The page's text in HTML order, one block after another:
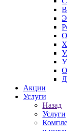
Акции
Услуги
Назад
Услуги